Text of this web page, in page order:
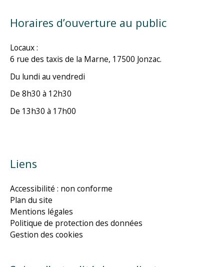
Horaires d’ouverture au public
Locaux :
6 rue des taxis de la Marne, 17500 Jonzac.
Du lundi au vendredi
De 8h30 à 12h30
De 13h30 à 17h00
Liens
Accessibilité : non conforme
Plan du site
Mentions légales
Politique de protection des données
Gestion des cookies